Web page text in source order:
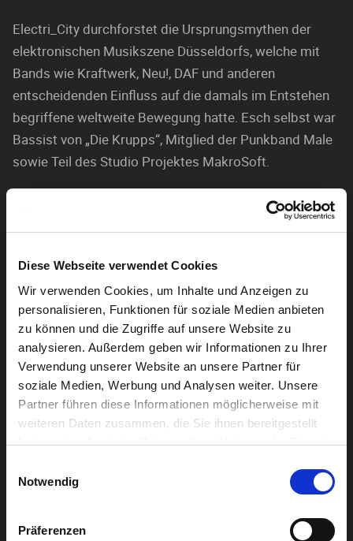
Diese Webseite verwendet Cookies
Wir verwenden Cookies, um Inhalte und Anzeigen zu
personalisieren, Funktionen für soziale Medien anbieten
zu können und die Zugriffe auf unsere Website zu
analysieren. Außerdem geben wir Informationen zu Ihrer
Verwendung unserer Website an unsere Partner für
soziale Medien, Werbung und Analysen weiter. Unsere
Partner führen diese Informationen möglicherweise mit
weiteren Daten zusammen, die Sie ihnen bereitgestellt
haben oder die sie im Rahmen Ihrer Nutzung der Dienste
Notwendig
Präferenzen
Electri_City durchforstet die Ursprungsmythen der
elektronischen Musikszene Düsseldorfs, welche mit
Bands wie Kraftwerk, Neu!, DAF und anderen
entscheidenden Einfluss auf die damals im Entstehen
begriffene weltweite Bewegung hatte. Esch selbst war
Bassist von „Die Krupps“, Mitglied der Punkband Male
sowie Teil des Studio Projektes MakroSoft.
Als Zeitzeuge gelingt es ihm gängige Glaubenssätze in
neuem Kontext zu präsentieren, und die Entwicklung
erlebte Geschichte zu erzählen.
Als besonderes Zuckerstück wird das Vorwort des
Buches von Wolfgang Flür, seines Zeichens
langjähriges Kraftwerk Mitglied und mitnichten im
Ruhestand, präsentiert. Ihr gemeinsamer
Erfahrungsschatz sollte dem Zuhörer ein Stück jüngere
Zeitgeschichte in greifbare Nähe rücken.
Nach der Lektüre wird die Performance von Solyst und
das Dj Set von Mr.Mück uns zu den gegenwärtigen
musikalischen Auswüchsen der Düsseldorfer Schule